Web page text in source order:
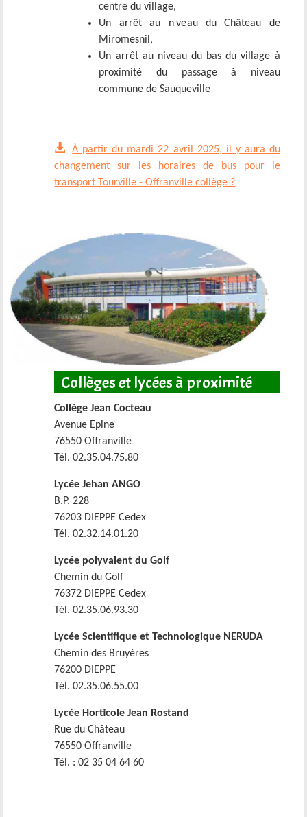
centre du village,
Un arrêt au niveau du Château de
Miromesnil,
Un arrêt au niveau du bas du village à
proximité du passage à niveau
commune de Sauqueville
À partir du mardi 22 avril 2025, il y aura du
changement sur les horaires de bus pour le
transport Tourville - Offranville collège ?
Collèges et lycées à proximité
Collège Jean Cocteau
Avenue Epine
76550 Offranville
Tél. 02.35.04.75.80
Lycée Jehan ANGO
B.P. 228
76203 DIEPPE Cedex
Tél. 02.32.14.01.20
Lycée polyvalent du Golf
Chemin du Golf
76372 DIEPPE Cedex
Tél. 02.35.06.93.30
Lycée Scientifique et Technologique NERUDA
Chemin des Bruyères
76200 DIEPPE
Tél. 02.35.06.55.00
Lycée Horticole Jean Rostand
Rue du Château
76550 Offranville
Tél. : 02 35 04 64 60